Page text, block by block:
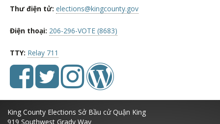
Thư điện tử: elections@kingcounty.gov
Điện thoại: 206-296-VOTE (8683)
TTY: Relay 711
King County Elections Sở Bầu cử Quận King
919 Southwest Grady Way